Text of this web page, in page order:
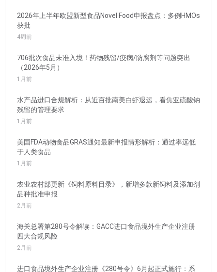
2026年上半年欧盟新型食品Novel Food申报盘点：多例HMOs
获批
4周前
706批次食品未准入境！药物残留/疫病/防腐剂等问题突出
（2026年5月）
1月前
水产品进口合规解析：从近百批南美白虾退运，看焦亚硫酸钠
残留的管理要求
1月前
美国FDA动物食品GRAS通知最新申报情形解析：通过率远低
于人类食品
1月前
农业农村部更新《饲料原料目录》，新增多款新饲料及添加剂
品种批准申报
2月前
海关总署第280号令解读：GACC进口食品境外生产企业注册
四大合规风险
2月前
进口食品境外生产企业注册《280号令》6月起正式施行：系